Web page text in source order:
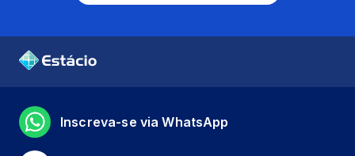
FUNDAMENTOS DE COSMETOLOGIA
66 horas
8 horas
Inscreva-se via WhatsApp